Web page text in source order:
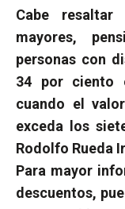
Cabe
mayores,
personas con
34 por ciento
cuando el
exceda los
Rodolfo Rueda
Para mayor
descuentos,